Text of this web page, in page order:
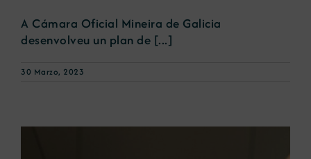
A Cámara Oficial Mineira de Galicia
desenvolveu un plan de [...]
30 Marzo, 2023